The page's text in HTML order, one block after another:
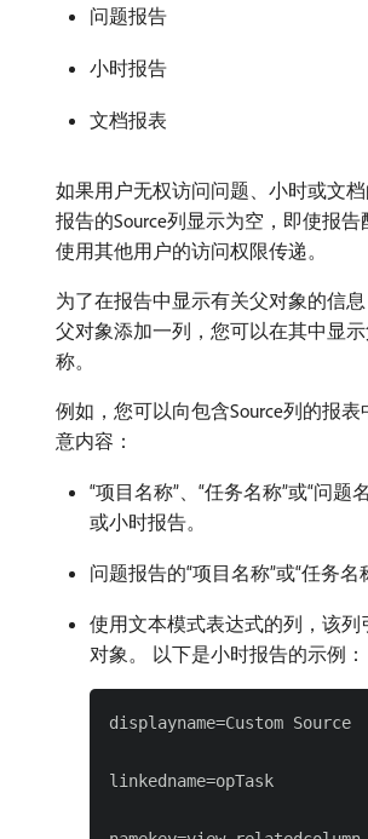
问题报告
小时报告
文档报表
如果用户无权访问问题、小时或文
报告的Source列显示为空，即使报
使用其他用户的访问权限传递。
为了在报告中显示有关父对象的信
父对象添加一列，您可以在其中显
称。
例如，您可以向包含Source列的报
意内容：
“项目名称”、“任务名称”或“问题
或小时报告。
问题报告的“项目名称”或“任务名
使用文本模式表达式的列，该列
对象。 以下是小时报告的示例：
displayname=Custom Source
linkedname=opTask